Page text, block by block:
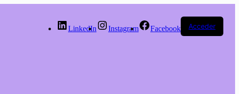
LinkedIn Instagram Facebook Acceder